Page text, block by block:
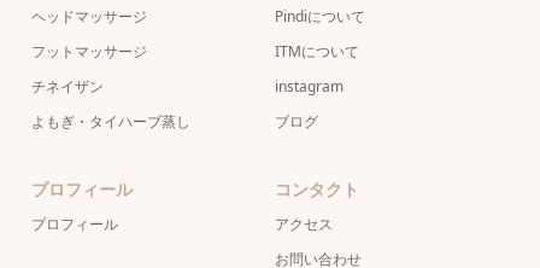
ヘッドマッサージ
フットマッサージ
チネイザン
よもぎ・タイハーブ蒸し
Pindiについて
ITMについて
instagram
ブログ
プロフィール
プロフィール
コンタクト
アクセス
お問い合わせ